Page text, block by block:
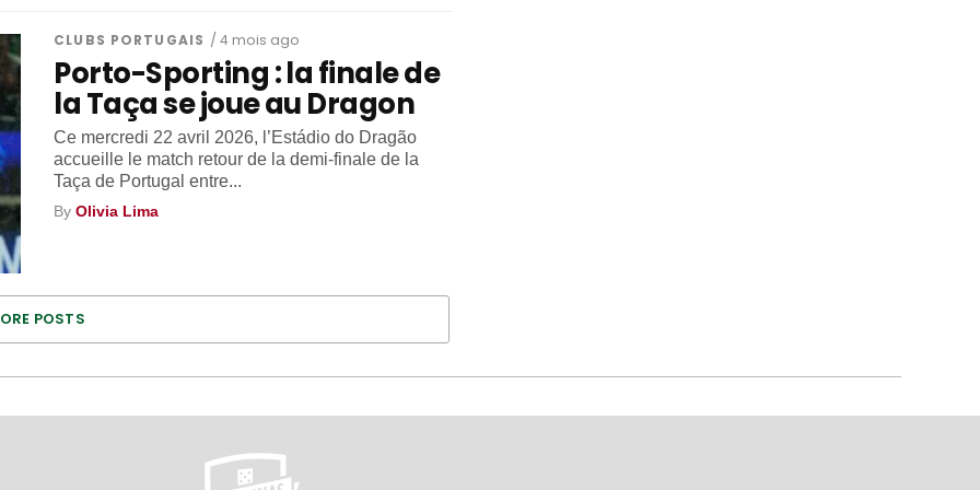
CLUBS PORTUGAIS / 4 mois ago
Porto-Sporting : la finale de
la Taça se joue au Dragon
Ce mercredi 22 avril 2026, l’Estádio do Dragão
accueille le match retour de la demi-finale de la
Taça de Portugal entre...
ByOlivia Lima
POSTS